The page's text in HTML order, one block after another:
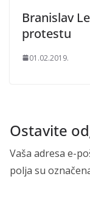
Branislav
protestu
01.02.2019.
Ostavite
Vaša adresa e-
polja su